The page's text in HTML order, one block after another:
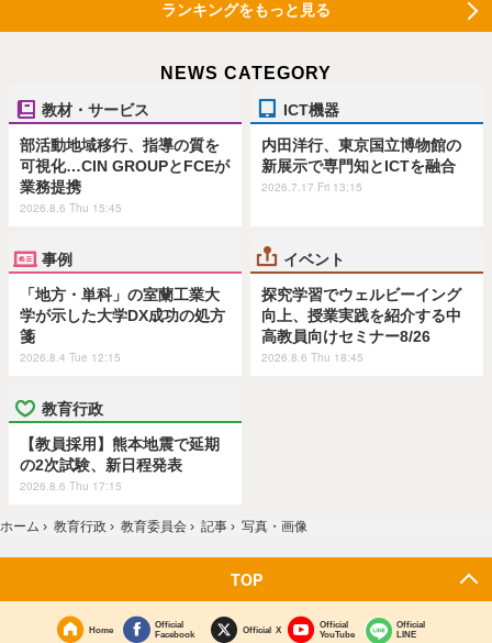
ランキングをもっと見る
NEWS CATEGORY
教材・サービス
部活動地域移行、指導の質を
可視化…CIN GROUPとFCEが
業務提携
2026.8.6 Thu 15:45
ICT機器
内田洋行、東京国立博物館の
新展示で専門知とICTを融合
2026.7.17 Fri 13:15
事例
「地方・単科」の室蘭工業大
学が示した大学DX成功の処方
箋
2026.8.4 Tue 12:15
イベント
探究学習でウェルビーイング
向上、授業実践を紹介する中
高教員向けセミナー8/26
2026.8.6 Thu 18:45
教育行政
【教員採用】熊本地震で延期
の2次試験、新日程発表
2026.8.6 Thu 17:15
ホーム › 教育行政 › 教育委員会 › 記事 › 写真・画像
TOP
Home
Official
Facebook
Official X
Official
YouTube
Official
LINE